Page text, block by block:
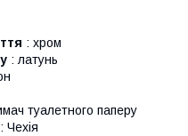
: хром
: латунь
туалетного паперу
: Чехія